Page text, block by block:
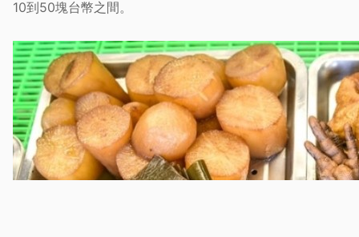
10到50塊台幣之間。